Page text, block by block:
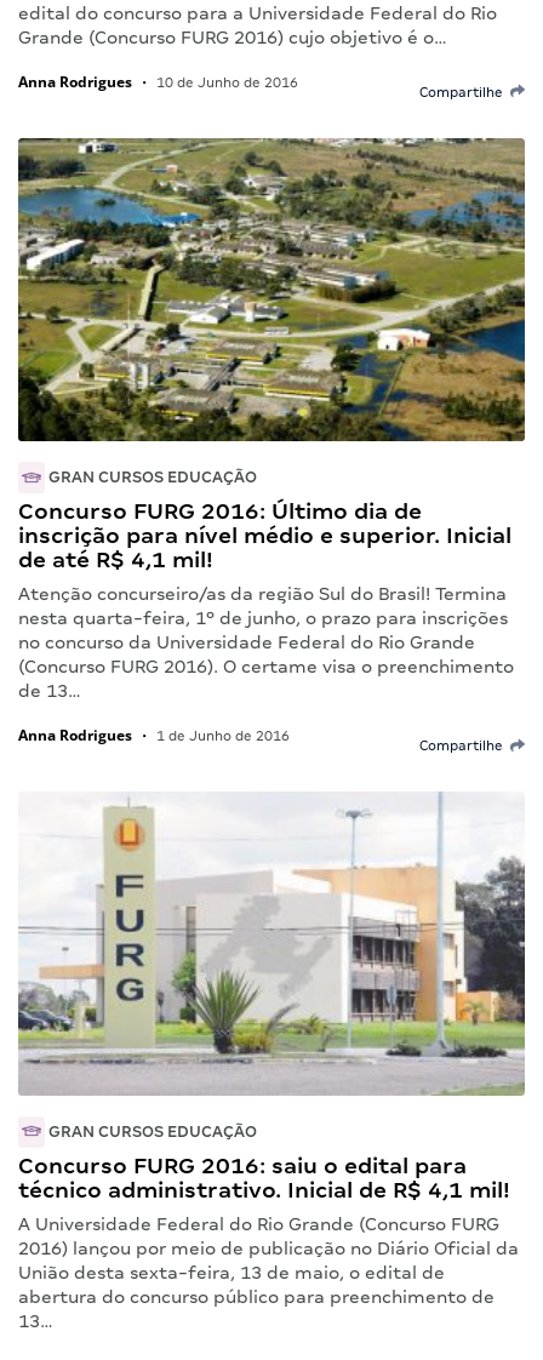
edital do concurso para a Universidade Federal do Rio
Grande (Concurso FURG 2016) cujo objetivo é o…
Anna Rodrigues • 10 de Junho de 2016
Compartilhe
GRAN CURSOS EDUCAÇÃO
Concurso FURG 2016: Último dia de
inscrição para nível médio e superior. Inicial
de até R$ 4,1 mil!
Atenção concurseiro/as da região Sul do Brasil! Termina
nesta quarta-feira, 1º de junho, o prazo para inscrições
no concurso da Universidade Federal do Rio Grande
(Concurso FURG 2016). O certame visa o preenchimento
de 13…
Anna Rodrigues • 1 de Junho de 2016
Compartilhe
GRAN CURSOS EDUCAÇÃO
Concurso FURG 2016: saiu o edital para
técnico administrativo. Inicial de R$ 4,1 mil!
A Universidade Federal do Rio Grande (Concurso FURG
2016) lançou por meio de publicação no Diário Oficial da
União desta sexta-feira, 13 de maio, o edital de
abertura do concurso público para preenchimento de
13…